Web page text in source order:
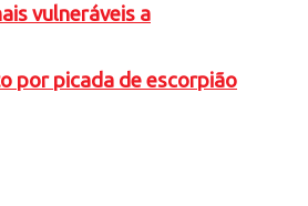
vulneráveis a
por picada de escorpião